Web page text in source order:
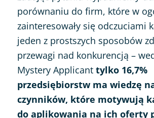
porównaniu do firm, które w
zainteresowały się odczuciami
jeden z prostszych sposobów
przewagi nad konkurencją –
Mystery Applicant tylko 16,7%
przedsiębiorstw ma wiedzę
czynników, które motywują
do aplikowania na ich oferty